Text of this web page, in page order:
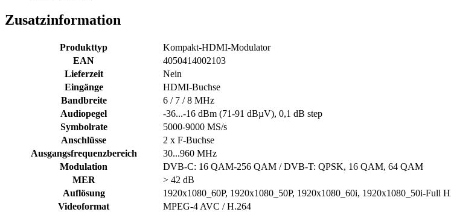
Zusatzinformation
Produkttyp
Kompakt-HDMI-Modulator
EAN
4050414002103
Lieferzeit
Nein
Eingänge
HDMI-Buchse
Bandbreite
6 / 7 / 8 MHz
Audiopegel
-36...-16 dBm (71-91 dBµV), 0,1 dB step
Symbolrate
5000-9000 MS/s
Anschlüsse
2 x F-Buchse
Ausgangsfrequenzbereich
30...960 MHz
Modulation
DVB-C: 16 QAM-256 QAM / DVB-T: QPSK, 16 QAM, 64 QAM
MER
> 42 dB
Auflösung
1920x1080_60P, 1920x1080_50P, 1920x1080_60i, 1920x1080_50i-Full
Videoformat
MPEG-4 AVC / H.264